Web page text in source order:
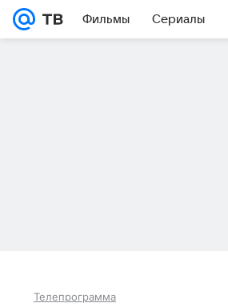
Фильмы Сериалы
Телепрограмма